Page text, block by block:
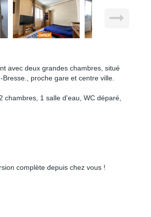
avec deux grandes chambres, situé
proche gare et centre ville.
chambres, 1 salle d'eau, WC déparé,
complète depuis chez vous !